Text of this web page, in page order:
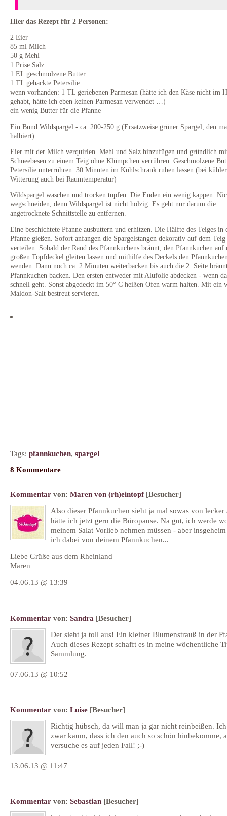
Hier das Rezept für 2 Personen:
2 Eier
85 ml Milch
50 g Mehl
1 Prise Salz
1 EL geschmolzene Butter
1 TL gehackte Petersilie
wenn vorhanden: 1 TL geriebenen Parmesan (hätte ich den Käse nicht im
gehabt, hätte ich eben keinen Parmesan verwendet …)
ein wenig Butter für die Pfanne
Ein Bund Wildspargel - ca. 200-250 g (Ersatzweise grüner Spargel, den
halbiert)
Eier mit der Milch verquirlen. Mehl und Salz hinzufügen und gründlich
Schneebesen zu einem Teig ohne Klümpchen verrühren. Geschmolzene
Petersilie unterrühren. 30 Minuten im Kühlschrank ruhen lassen (bei kühler
Witterung auch bei Raumtemperatur)
Wildspargel waschen und trocken tupfen. Die Enden ein wenig kappen.
wegschneiden, denn Wildspargel ist nicht holzig. Es geht nur darum die
angetrocknete Schnittstelle zu entfernen.
Eine beschichtete Pfanne ausbuttern und erhitzen. Die Hälfte des Teiges in
Pfanne gießen. Sofort anfangen die Spargelstangen dekorativ auf dem Teig
verteilen. Sobald der Rand des Pfannkuchens bräunt, den Pfannkuchen auf
großen Topfdeckel gleiten lassen und mithilfe des Deckels den
wenden. Dann noch ca. 2 Minuten weiterbacken bis auch die 2. Seite
Pfannkuchen backen. Den ersten entweder mit Alufolie abdecken - wenn
schnell geht. Sonst abgedeckt im 50° C heißen Ofen warm halten. Mit ein
Maldon-Salt bestreut servieren.
Tags: pfannkuchen, spargel
8 Kommentare
Kommentar von: Maren von (rh)eintopf [Besucher]
Also dieser Pfannkuchen sieht ja mal sowas von lecker
hätte ich jetzt gern die Büropause. Na gut, ich werde
meinem Salat Vorlieb nehmen müssen - aber
ich dabei von deinem Pfannkuchen...
Liebe Grüße aus dem Rheinland
Maren
04.06.13 @ 13:39
Kommentar von: Sandra [Besucher]
Der sieht ja toll aus! Ein kleiner Blumenstrauß in der
Auch dieses Rezept schafft es in meine wöchentliche
Sammlung.
07.06.13 @ 10:52
Kommentar von: Luise [Besucher]
Richtig hübsch, da will man ja gar nicht reinbeißen.
zwar kaum, dass ich den auch so schön hinbekomme,
versuche es auf jeden Fall! ;-)
13.06.13 @ 11:47
Kommentar von: Sebastian [Besucher]